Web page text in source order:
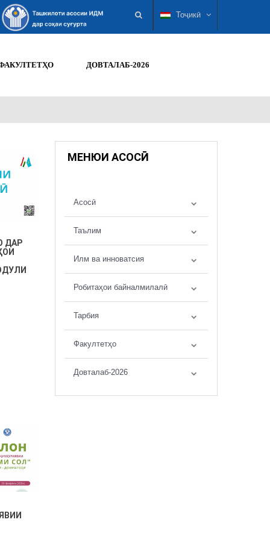
Тоҷикӣ
ДОВТАЛАБ-2026
ДАР
МЕНЮИ АСОСӢ
Асосӣ
Таълим
Илм ва инноватсия
Робитаҳои байналмилалӣ
Тарбия
Факултетҳо
Довталаб-2026